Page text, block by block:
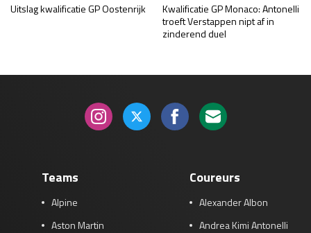
Uitslag kwalificatie GP Oostenrijk
Kwalificatie GP Monaco: Antonelli
troeft Verstappen nipt af in
zinderend duel
Teams
Alpine
Aston Martin
Coureurs
Alexander Albon
Andrea Kimi Antonelli